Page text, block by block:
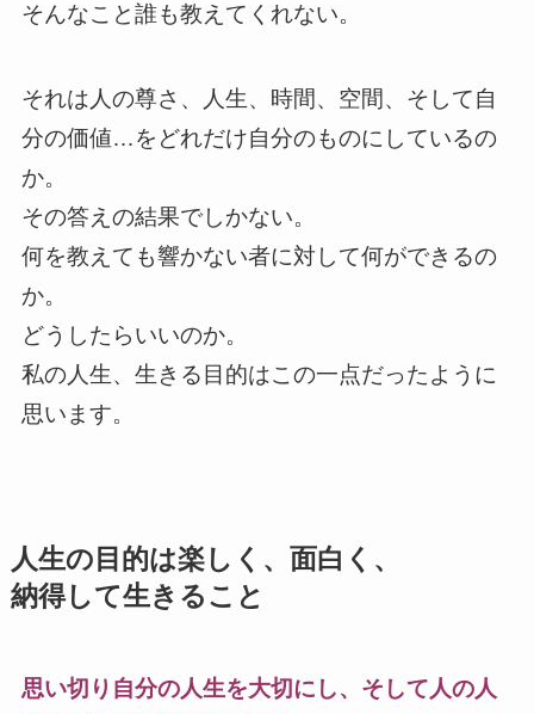
そんなこと誰も教えてくれない。
それは人の尊さ、人生、時間、空間、そして自
分の価値…をどれだけ自分のものにしているの
か。
その答えの結果でしかない。
何を教えても響かない者に対して何ができるの
か。
どうしたらいいのか。
私の人生、生きる目的はこの一点だったように
思います。
人生の目的は楽しく、面白く、
納得して生きること
思い切り自分の人生を大切にし、そして人の人